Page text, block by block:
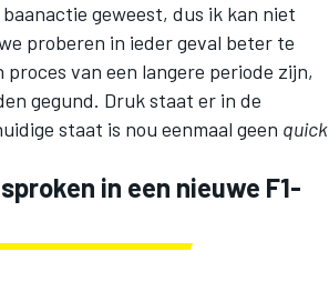
geweest, dus ik kan niet
proberen in ieder geval beter te
van een langere periode zijn,
gegund. Druk staat er in de
staat is nou eenmaal geen quick
in een nieuwe F1-